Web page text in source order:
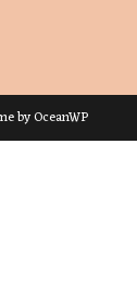
by OceanWP